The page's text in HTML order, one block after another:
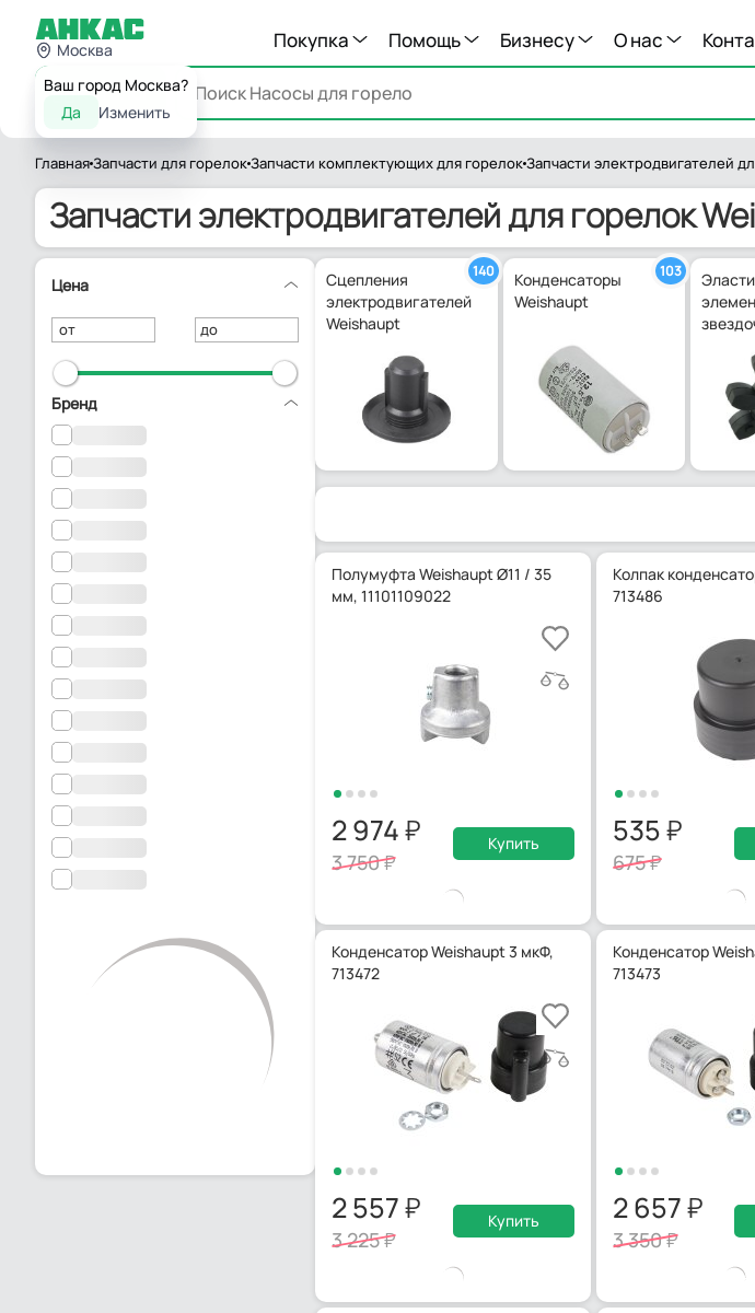
Москва
Ваш город Москва?
Да
Изменить
Покупка Помощь Бизнесу О нас
Каталог
ГлавнаяЗапчасти для горелокЗапчасти комплектующих для горелокЗапчасти электродвигателей
Запчасти электродвигателей для горелок
Цена
от до
Бренд
Сцепления
электродвигателей
Weishaupt
140
Конденсаторы
Weishaupt
103
Полумуфта Weishaupt Ø11 / 35
мм, 11101109022
2 974
3 750
Купить
Колпак
713486
535
675
Конденсатор Weishaupt 3 мкФ,
713472
2 557
3 225
Купить
Конденсатор
713473
2 657
3 350